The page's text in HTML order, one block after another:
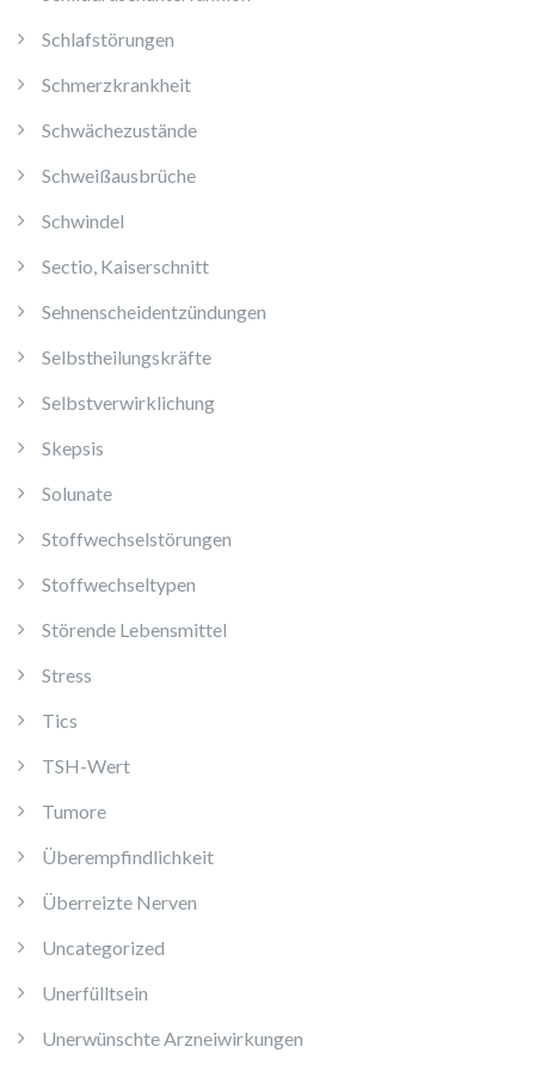
Schlafstörungen
Schmerzkrankheit
Schwächezustände
Schweißausbrüche
Schwindel
Sectio, Kaiserschnitt
Sehnenscheidentzündungen
Selbstheilungskräfte
Selbstverwirklichung
Skepsis
Solunate
Stoffwechselstörungen
Stoffwechseltypen
Störende Lebensmittel
Stress
Tics
TSH-Wert
Tumore
Überempfindlichkeit
Überreizte Nerven
Uncategorized
Unerfülltsein
Unerwünschte Arzneiwirkungen